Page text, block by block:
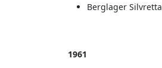
Berglager Silvretta
1961